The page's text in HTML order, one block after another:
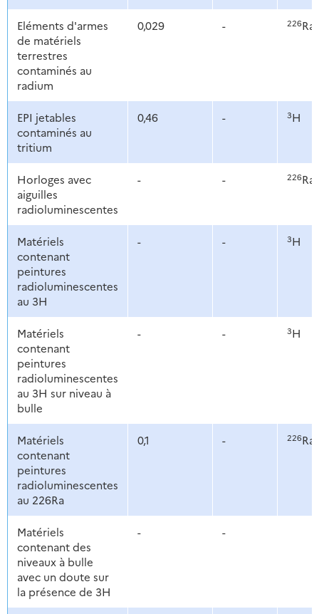
Eléments d'armes
de matériels
terrestres
contaminés au
radium
0,029 - 226Ra
EPI jetables
contaminés au
tritium
0,46 - 3H
Horloges avec
aiguilles
radioluminescentes
- - 226Ra
Matériels
contenant
peintures
radioluminescentes
au 3H
- - 3H
Matériels
contenant
peintures
radioluminescentes
au 3H sur niveau à
bulle
- - 3H
Matériels
contenant
peintures
radioluminescentes
au 226Ra
0,1 - 226Ra
Matériels
contenant des
niveaux à bulle
avec un doute sur
la présence de 3H
- -